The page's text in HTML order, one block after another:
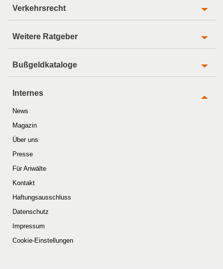
Verkehrsrecht
Weitere Ratgeber
Bußgeldkataloge
Internes
News
Magazin
Über uns
Presse
Für Anwälte
Kontakt
Haftungsausschluss
Datenschutz
Impressum
Cookie-Einstellungen